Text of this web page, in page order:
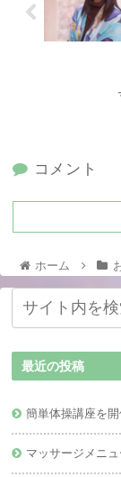
コメント
ホーム
最近の投稿
簡単体操講座を開
マッサージメニ